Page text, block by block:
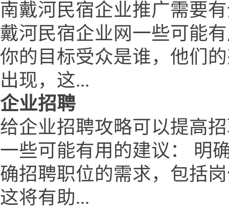
南戴河民宿企业推广需要
戴河民宿企业网一些可能
你的目标受众是谁，他们
出现，这...
企业招聘
给企业招聘攻略可以提高
一些可能有用的建议： 明
确招聘职位的需求，包括
这将有助...